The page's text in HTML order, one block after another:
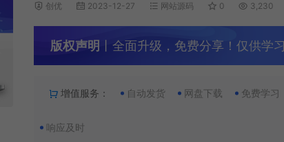
创优 2023-12-27 网站源码 0 3,230
版权声明 丨全面升级，免费分享！仅供学
增值服务： 自动发货 网盘下载 免费学习
响应及时